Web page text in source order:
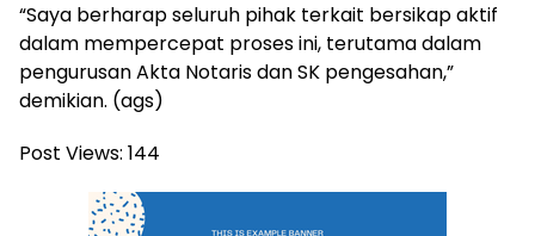
“Saya berharap seluruh pihak terkait bersikap aktif
dalam mempercepat proses ini, terutama dalam
pengurusan Akta Notaris dan SK pengesahan,”
demikian. (ags)
Post Views: 144